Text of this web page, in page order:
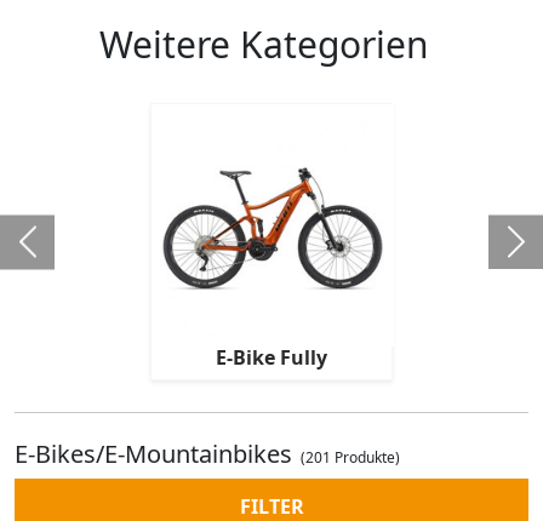
Weitere Kategorien
E-Bike Fully
E-Bikes/E-Mountainbikes (201 Produkte)
FILTER